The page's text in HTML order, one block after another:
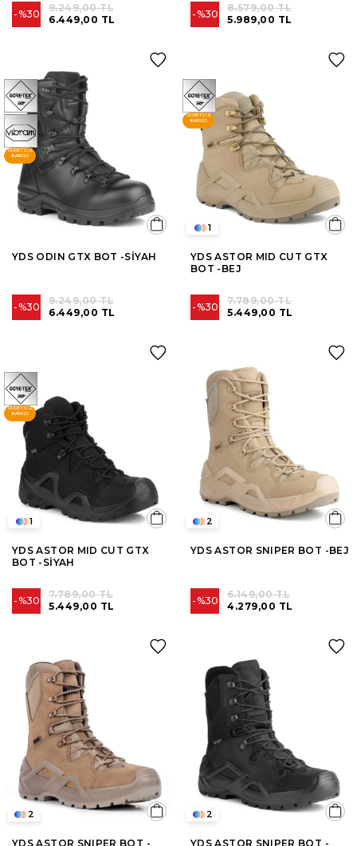
%30 6.449,00 TL
9.249,00 TL
%30 5.989,00 TL
8.579,00 TL
YDS ODIN GTX BOT -SİYAH
%30 6.449,00 TL
9.249,00 TL
ÜCRETSIZ
KARGO
YDS ASTOR MID CUT GTX
BOT -BEJ
%30 5.449,00 TL
7.789,00 TL
1
ÜCRETSIZ
KARGO
YDS ASTOR MID CUT GTX
BOT -SİYAH
%30 5.449,00 TL
7.789,00 TL
1
ÜCRETSIZ
KARGO
YDS ASTOR SNIPER BOT -BEJ
%30 4.279,00 TL
6.149,00 TL
2
YDS ASTOR SNIPER BOT -
2
YDS ASTOR SNIPER BOT -
2